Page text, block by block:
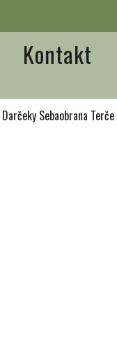
Kontakt
Darčeky Sebaobrana Terče